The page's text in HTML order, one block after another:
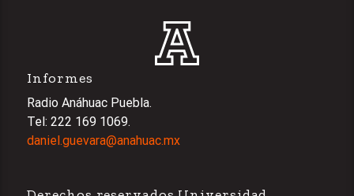
Informes
Radio Anáhuac Puebla.
Tel: 222 169 1069.
daniel.guevara@anahuac.mx